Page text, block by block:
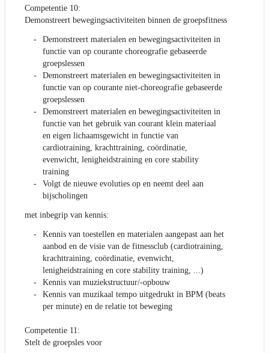
Competentie 10:
Demonstreert bewegingsactiviteiten binnen de groepsfitness
Demonstreert materialen en bewegingsactiviteiten in
functie van op courante choreografie gebaseerde
groepslessen
Demonstreert materialen en bewegingsactiviteiten in
functie van op courante niet-choreografie gebaseerde
groepslessen
Demonstreert materialen en bewegingsactiviteiten in
functie van het gebruik van courant klein materiaal
en eigen lichaamsgewicht in functie van
cardiotraining, krachttraining, coördinatie,
evenwicht, lenigheidstraining en core stability
training
Volgt de nieuwe evoluties op en neemt deel aan
bijscholingen
met inbegrip van kennis:
Kennis van toestellen en materialen aangepast aan het
aanbod en de visie van de fitnessclub (cardiotraining,
krachttraining, coördinatie, evenwicht,
lenigheidstraining en core stability training, ...)
Kennis van muziekstructuur/-opbouw
Kennis van muzikaal tempo uitgedrukt in BPM (beats
per minute) en de relatie tot beweging
Competentie 11:
Stelt de groepsles voor